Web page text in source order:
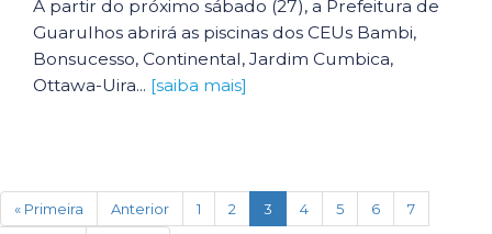
A partir do próximo sábado (27), a Prefeitura de
Guarulhos abrirá as piscinas dos CEUs Bambi,
Bonsucesso, Continental, Jardim Cumbica,
Ottawa-Uira... [saiba mais]
« Primeira Anterior 1 2 3 (current)
4 5 6
7